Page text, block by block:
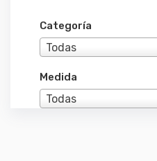
Categoría
Todas
Medida
Todas